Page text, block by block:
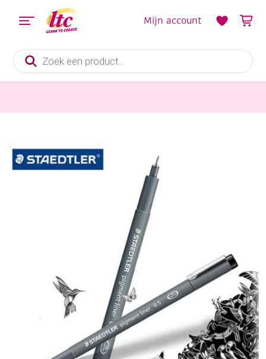
Producten
zoeken
Mijn account